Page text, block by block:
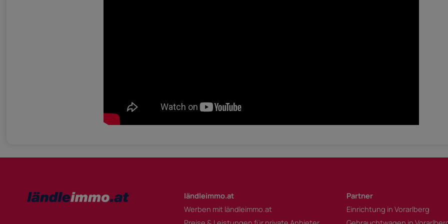
ländleimmo.at
Werben mit ländleimmo.at
Partner
Einrichtung in Vorarlberg